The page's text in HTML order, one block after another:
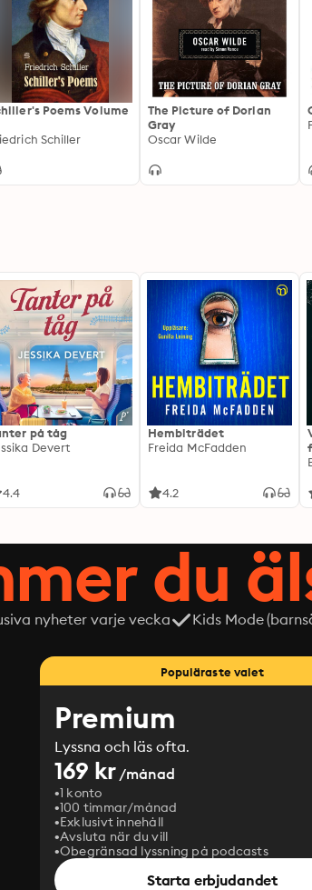
Poems Volume
Schiller
The Picture of Dorian
Gray
Oscar Wilde
på tåg
Devert
4.4
Hembiträdet
Freida McFadden
4.2
du
nyheter varje vecka Kids Mode
Populäraste valet
Premium
Lyssna och läs ofta.
169 kr/månad
1 konto
100 timmar/månad
Exklusivt innehåll
Avsluta när du vill
Obegränsad lyssning på podcasts
Starta erbjudandet